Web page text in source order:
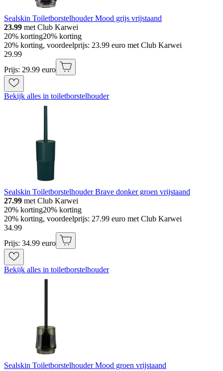
Sealskin Toiletborstelhouder Mood grijs vrijstaand
23.99 met Club Karwei
20% korting20% korting
20% korting, voordeelprijs: 23.99 euro met Club Karwei
29.99
Prijs: 29.99 euro
Bekijk alles in toiletborstelhouder
Sealskin Toiletborstelhouder Brave donker groen vrijstaand
27.99 met Club Karwei
20% korting20% korting
20% korting, voordeelprijs: 27.99 euro met Club Karwei
34.99
Prijs: 34.99 euro
Bekijk alles in toiletborstelhouder
Sealskin Toiletborstelhouder Mood groen vrijstaand